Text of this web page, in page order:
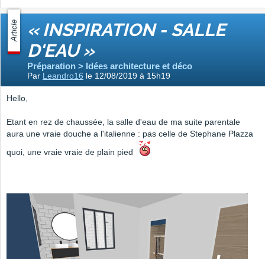
Article « INSPIRATION - SALLE
D'EAU »
Préparation > Idées architecture et déco
Par Leandro16 le 12/08/2019 à 15h19
Hello,
Etant en rez de chaussée, la salle d'eau de ma suite parentale
aura une vraie douche a l'italienne : pas celle de Stephane Plazza
quoi, une vraie vraie de plain pied